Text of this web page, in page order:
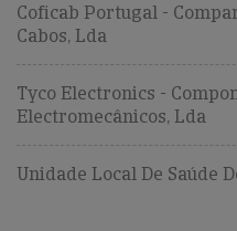
Coficab Portugal -
Cabos, Lda
Tyco Electronics -
Electromecânicos, Lda
Unidade Local De Saúde